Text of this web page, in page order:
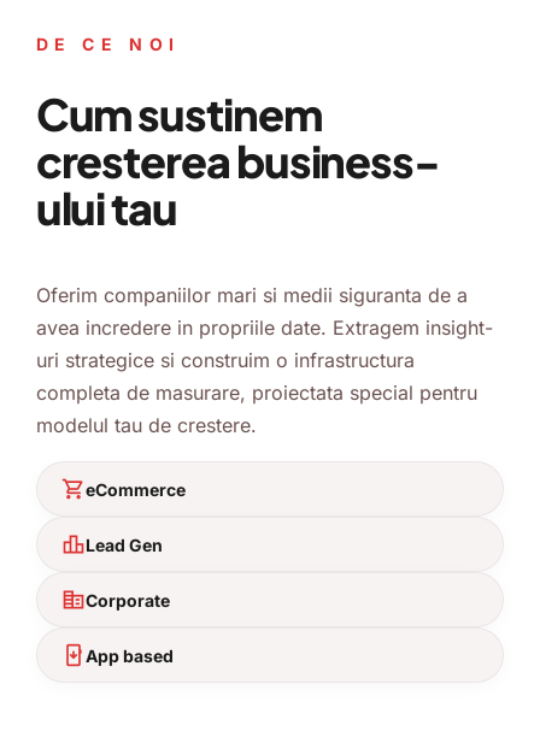
DE CE NOI
Cum sustinem
cresterea business-
ului tau
Oferim companiilor mari si medii siguranta de a
avea incredere in propriile date. Extragem insight-
uri strategice si construim o infrastructura
completa de masurare, proiectata special pentru
modelul tau de crestere.
shopping_carteCommerce
leaderboardLead Gen
corporate_fareCorporate
install_mobileApp based